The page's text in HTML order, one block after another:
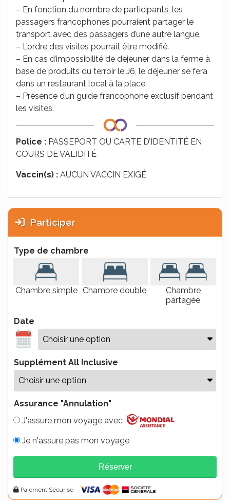
– En fonction du nombre de participants, les
passagers francophones pourraient partager le
transport avec des passagers d’une autre langue.
– L’ordre des visites pourrait être modifié.
– En cas d’impossibilité de déjeuner dans la ferme à
base de produits du terroir le J6, le déjeuner se fera
dans un restaurant local à la place.
– Présence d’un guide francophone exclusif pendant
les visites.
Police : PASSEPORT OU CARTE D’IDENTITÉ EN
COURS DE VALIDITÉ
Vaccin(s) : AUCUN VACCIN EXIGÉ
Participer
Type de chambre
Chambre simple Chambre double
Chambre
partagée
Date
Supplément All Inclusive
Assurance "Annulation"
J'assure mon voyage avec
Je n'assure pas mon voyage
Réserver
Paiement Sécurisé